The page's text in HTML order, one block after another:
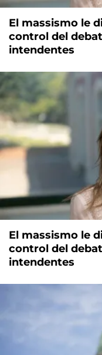
El massismo le
control del
intendentes
El massismo le
control del
intendentes